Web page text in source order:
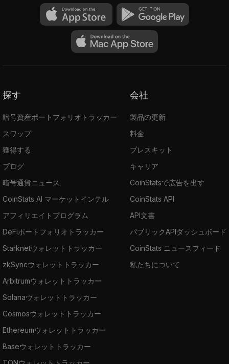
探す
暗号資産ポートフォリオトラッカー
スワップ
獲得する
ブログ
暗号通貨ニュース
CoinStats AI マーケットインテル
アフィリエイトプログラム
DeFiポートフォリオトラッカー
Starknetウォレットトラッカー
zkSyncウォレットトラッカー
Arbitrumウォレットトラッカー
Solanaウォレットトラッカー
Cosmosウォレットトラッカー
Ethereumウォレットトラッカー
Baseウォレットトラッカー
会社
製品の更新
料金
プレスキット
キャリア
CoinStatsで広告を出す
CoinStats API
API文書
パブリックAPIダッシュボード
CoinStats ニュースフィード
私たちについて